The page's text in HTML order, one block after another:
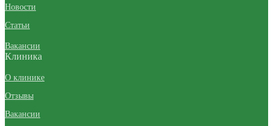
Новости
Статьи
Вакансии
Клиника
О клинике
Отзывы
Вакансии